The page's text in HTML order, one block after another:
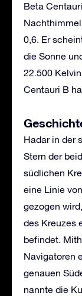
Beta
0,6. Er
die Sonne
22.500
Centauri B
Hadar in der
Stern der
südlichen
eine Linie
gezogen
des Kreuzes
befindet.
Navigatoren
genauen
nannte die